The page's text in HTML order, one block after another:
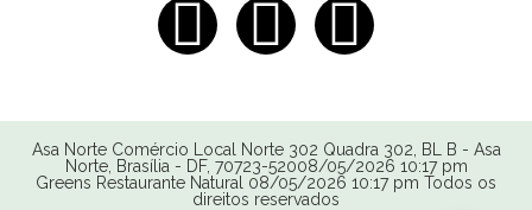
Asa Norte Comércio Local Norte 302 Quadra 302, BL B - Asa
Norte, Brasília - DF, 70723-52008/05/2026 10:17 pm
Greens Restaurante Natural 08/05/2026 10:17 pm Todos os
direitos reservados